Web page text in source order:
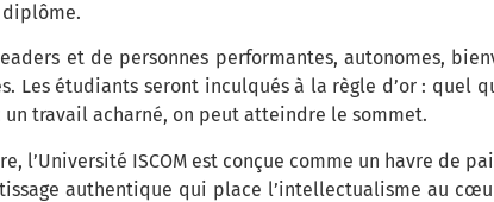
et de personnes performantes, autonomes,
Les étudiants seront inculqués à la règle d’or : quel
un travail acharné, on peut atteindre le sommet.
l’Université ISCOM est conçue comme un havre de
authentique qui place l’intellectualisme au